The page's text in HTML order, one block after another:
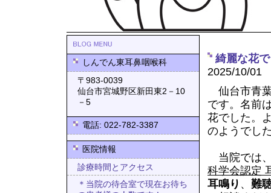
しんでん東耳鼻咽喉科
〒983-0039
仙台市宮城野区新田東2－10
－5
電話: 022-782-3387
医院情報
診療時間とアクセス
＊当院の待合室で現在お待ち
綺麗な花
2025/10/01
仙台市青
です。名前
花でした。
のようでし
当院では
科学会認定
耳鳴り 、 難